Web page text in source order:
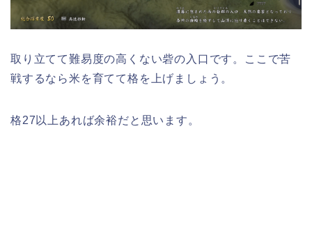
取り立てて難易度の高くない砦の入口です。ここで苦
戦するなら米を育てて格を上げましょう。
格27以上あれば余裕だと思います。